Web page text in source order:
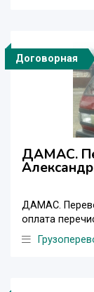
Договорная
ДАМАС.
ДАМАС.
оплата